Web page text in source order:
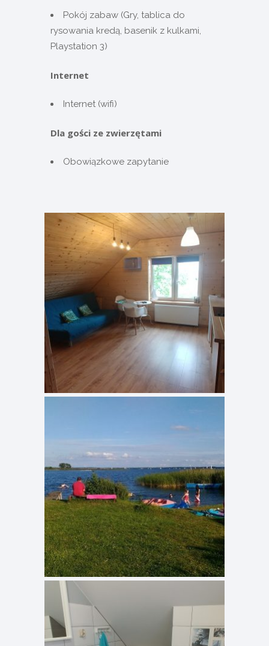
Pokój zabaw (Gry, tablica do
rysowania kredą, basenik z kulkami,
Playstation 3)
Internet
Internet (wifi)
Dla gości ze zwierzętami
Obowiązkowe zapytanie